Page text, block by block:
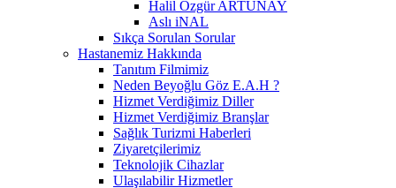
Halil Özgür ARTUNAY
Aslı iNAL
Sıkça Sorulan Sorular
Hastanemiz Hakkında
Tanıtım Filmimiz
Neden Beyoğlu Göz E.A.H ?
Hizmet Verdiğimiz Diller
Hizmet Verdiğimiz Branşlar
Sağlık Turizmi Haberleri
Ziyaretçilerimiz
Teknolojik Cihazlar
Ulaşılabilir Hizmetler